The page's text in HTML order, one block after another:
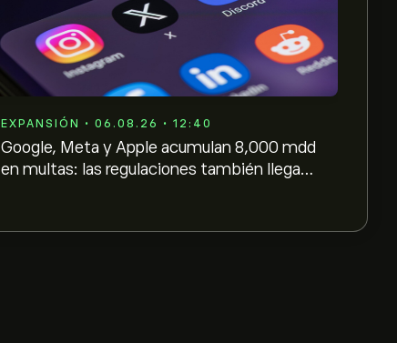
EXPANSIÓN • 06.08.26 • 12:40
Google, Meta y Apple acumulan 8,000 mdd
en multas: las regulaciones también llegan